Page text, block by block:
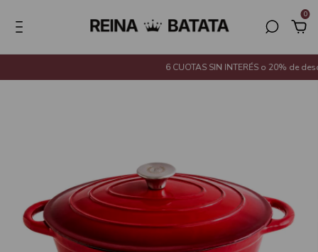
0
6 CUOTAS SIN INTERÉS o 20% de